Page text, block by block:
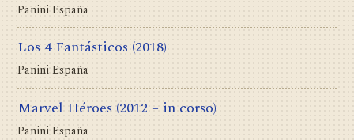
Panini España
Los 4 Fantásticos (2018)
Panini España
Marvel Héroes (2012 – in corso)
Panini España